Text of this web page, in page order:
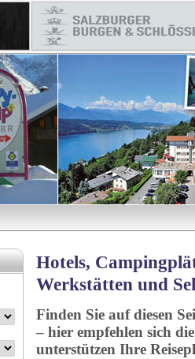
Hotels,
Werkstätten und
Finden Sie auf diesen
– hier empfehlen sich
unterstützen Ihre